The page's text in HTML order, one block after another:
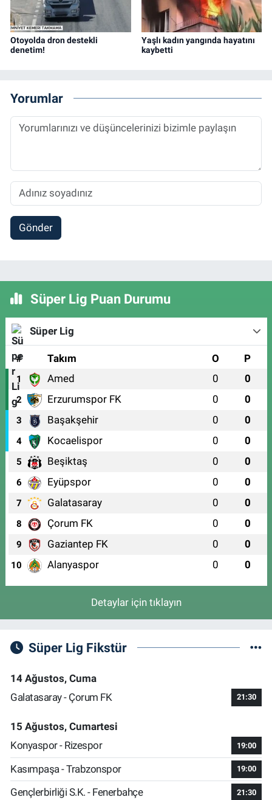
Otoyolda dron destekli
denetim!
Yaşlı kadın yangında hayatını
kaybetti
Yorumlar
Gönder
Süper Lig Puan Durumu
Süper Lig
# Takım O P
1 Amed 0 0
2 Erzurumspor FK 0 0
3 Başakşehir 0 0
4 Kocaelispor 0 0
5 Beşiktaş 0 0
6 Eyüpspor 0 0
7 Galatasaray 0 0
8 Çorum FK 0 0
9 Gaziantep FK 0 0
10 Alanyaspor 0 0
Detaylar için tıklayın
Süper Lig Fikstür
14 Ağustos, Cuma
Galatasaray - Çorum FK
21:30
15 Ağustos, Cumartesi
Konyaspor - Rizespor
19:00
Kasımpaşa - Trabzonspor 19:00
Gençlerbirliği S.K. - Fenerbahçe 21:30